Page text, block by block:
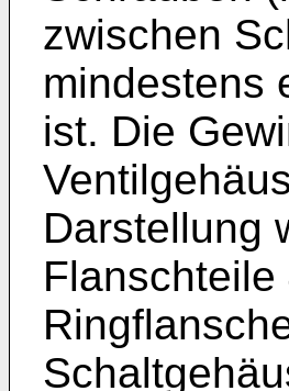
zwischen
mindestens
ist. Die
Darstellung